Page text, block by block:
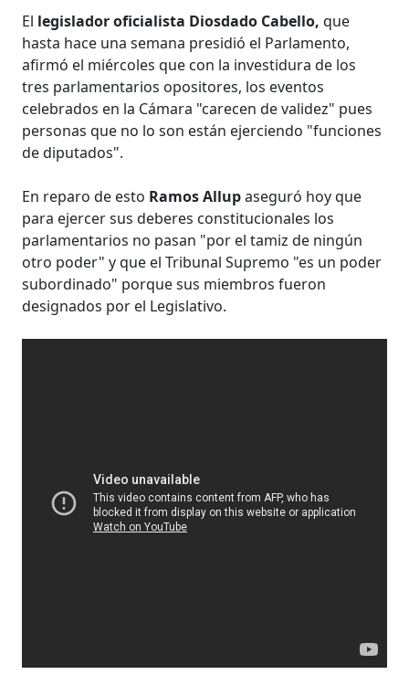
El legislador oficialista Diosdado Cabello, que
hasta hace una semana presidió el Parlamento,
afirmó el miércoles que con la investidura de los
tres parlamentarios opositores, los eventos
celebrados en la Cámara "carecen de validez" pues
personas que no lo son están ejerciendo "funciones
de diputados".
En reparo de esto Ramos Allupaseguró hoy que
para ejercer sus deberes constitucionales los
parlamentarios no pasan "por el tamiz de ningún
otro poder" y que el Tribunal Supremo "es un poder
subordinado" porque sus miembros fueron
designados por el Legislativo.